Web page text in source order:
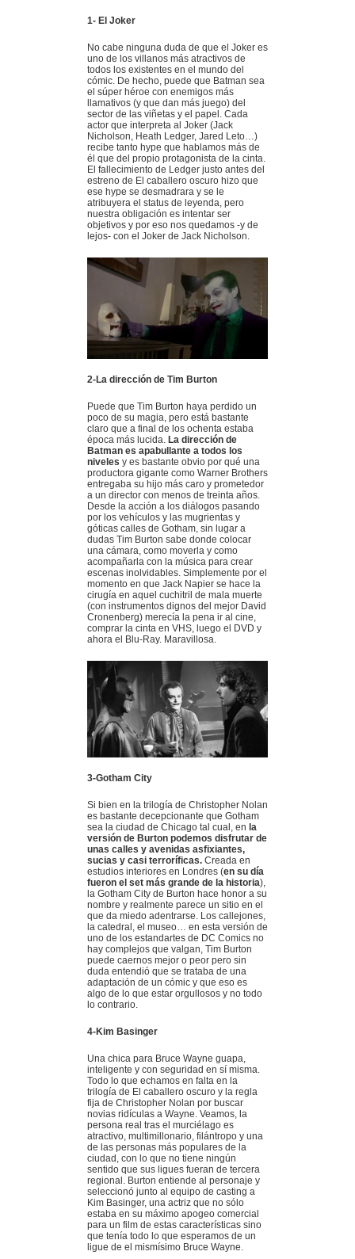
1- El Joker
No cabe ninguna duda de que el Joker es
uno de los villanos más atractivos de
todos los existentes en el mundo del
cómic. De hecho, puede que Batman sea
el súper héroe con enemigos más
llamativos (y que dan más juego) del
sector de las viñetas y el papel. Cada
actor que interpreta al Joker (Jack
Nicholson, Heath Ledger, Jared Leto…)
recibe tanto hype que hablamos más de
él que del propio protagonista de la cinta.
El fallecimiento de Ledger justo antes del
estreno de El caballero oscuro hizo que
ese hype se desmadrara y se le
atribuyera el status de leyenda, pero
nuestra obligación es intentar ser
objetivos y por eso nos quedamos -y de
lejos- con el Joker de Jack Nicholson.
2-La dirección de Tim Burton
Puede que Tim Burton haya perdido un
poco de su magia, pero está bastante
claro que a final de los ochenta estaba
época más lucida. La dirección de
Batman es apabullante a todos los
niveles y es bastante obvio por qué una
productora gigante como Warner Brothers
entregaba su hijo más caro y prometedor
a un director con menos de treinta años.
Desde la acción a los diálogos pasando
por los vehículos y las mugrientas y
góticas calles de Gotham, sin lugar a
dudas Tim Burton sabe donde colocar
una cámara, como moverla y como
acompañarla con la música para crear
escenas inolvidables. Simplemente por el
momento en que Jack Napier se hace la
cirugía en aquel cuchitril de mala muerte
(con instrumentos dignos del mejor David
Cronenberg) merecía la pena ir al cine,
comprar la cinta en VHS, luego el DVD y
ahora el Blu-Ray. Maravillosa.
3-Gotham City
Si bien en la trilogía de Christopher Nolan
es bastante decepcionante que Gotham
sea la ciudad de Chicago tal cual, en la
versión de Burton podemos disfrutar de
unas calles y avenidas asfixiantes,
sucias y casi terroríficas. Creada en
estudios interiores en Londres (en su día
fueron el set más grande de la historia),
la Gotham City de Burton hace honor a su
nombre y realmente parece un sitio en el
que da miedo adentrarse. Los callejones,
la catedral, el museo… en esta versión de
uno de los estandartes de DC Comics no
hay complejos que valgan, Tim Burton
puede caernos mejor o peor pero sin
duda entendió que se trataba de una
adaptación de un cómic y que eso es
algo de lo que estar orgullosos y no todo
lo contrario.
4-Kim Basinger
Una chica para Bruce Wayne guapa,
inteligente y con seguridad en sí misma.
Todo lo que echamos en falta en la
trilogía de El caballero oscuro y la regla
fija de Christopher Nolan por buscar
novias ridículas a Wayne. Veamos, la
persona real tras el murciélago es
atractivo, multimillonario, filántropo y una
de las personas más populares de la
ciudad, con lo que no tiene ningún
sentido que sus ligues fueran de tercera
regional. Burton entiende al personaje y
seleccionó junto al equipo de casting a
Kim Basinger, una actriz que no sólo
estaba en su máximo apogeo comercial
para un film de estas características sino
que tenía todo lo que esperamos de un
ligue de el mismísimo Bruce Wayne.